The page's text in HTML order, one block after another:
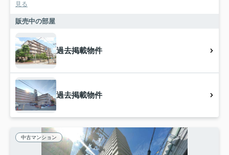
見る
販売中の部屋
過去掲載物件
過去掲載物件
中古マンション